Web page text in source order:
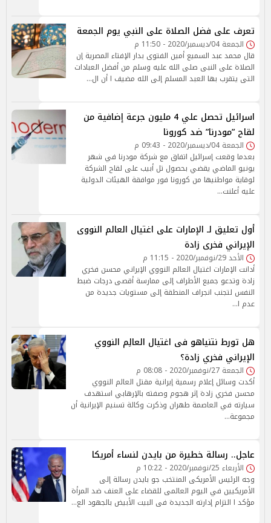
تعرف على فضل الصلاة على النبي يوم الجمعة
الجمعة 04/ديسمبر/2020 - 11:50 م
قال محمد عبد السميع أمين الفتوى بدار الإفتاء المصرية إن
الصلاة على النبى صلى الله عليه وسلم من أفضل العبادات
التى يتقرب بها العبد المسلم إلى الله مضيف ا أن ال…
اسرائيل تحصل علي 4 مليون جرعة إضافية من
لقاح ”مودرنا” ضد كورونا
الجمعة 04/ديسمبر/2020 - 09:43 م
بعدما وقعت إسرائيل اتفاق مع شركة مودرنا في شهر
يونيو الماضي يقضي بحصول تل أبيب على لقاح الشركة
لوقاية مواطنيها من كورونا فور موافقة الهيئات الدولية
عليه أعلنت…
أول تعليق لـ الإمارات على اغتيال العالم النووى
الإيراني فخرى زادة
الأحد 29/نوفمبر/2020 - 11:15 م
أدانت الإمارات اغتيال العالم النووي الإيراني محسن فخري
زادة وتدعو جميع الأطراف إلى ممارسة أقصى درجات ضبط
النفس لتجنب انجراف المنطقة إلى مستويات جديدة من
عدم ا…
هل تورط نتنياهو فى اغتيال العالِم النووي
الإيراني فخري زادة؟
الجمعة 27/نوفمبر/2020 - 08:08 م
أكدت وسائل إعلام رسمية إيرانية مقتل العالم النووي
محسن فخري زادة إثر هجوم وصفته بالإرهابي استهدف
سيارته في العاصمة طهران وذكرت وكالة تسنيم الإيرانية أن
مجموعة…
عاجل.. رسالة خطيرة من بايدن لنساء أمريكا
الأربعاء 25/نوفمبر/2020 - 10:22 م
وجه الرئيس الأمريكى المنتخب جو بايدن رسالة إلى
الأمريكيين في اليوم العالمى للقضاء على العنف ضد المرأة
مؤكد ا التزام إدارته الجديدة فى البيت الأبيض بالجهود الع…